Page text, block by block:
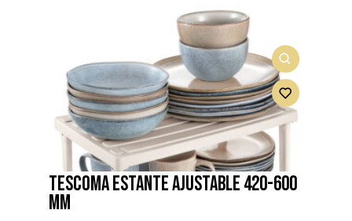
TESCOMA ESTANTE AJUSTABLE 420-600
mm